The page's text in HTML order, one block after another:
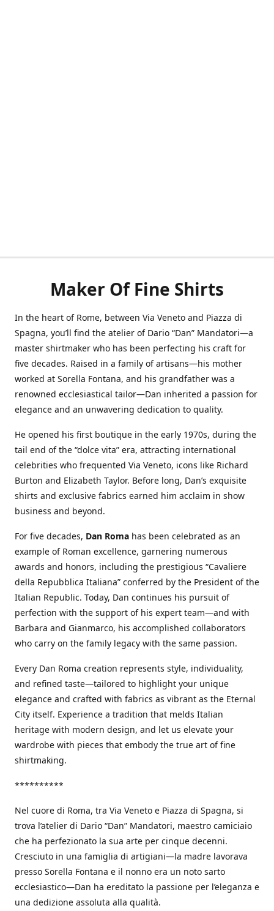
Maker Of Fine Shirts
In the heart of Rome, between Via Veneto and Piazza di
Spagna, you’ll find the atelier of Dario “Dan” Mandatori—a
master shirtmaker who has been perfecting his craft for
five decades. Raised in a family of artisans—his mother
worked at Sorella Fontana, and his grandfather was a
renowned ecclesiastical tailor—Dan inherited a passion for
elegance and an unwavering dedication to quality.
He opened his first boutique in the early 1970s, during the
tail end of the “dolce vita” era, attracting international
celebrities who frequented Via Veneto, icons like Richard
Burton and Elizabeth Taylor. Before long, Dan’s exquisite
shirts and exclusive fabrics earned him acclaim in show
business and beyond.
For five decades, Dan Roma has been celebrated as an
example of Roman excellence, garnering numerous
awards and honors, including the prestigious “Cavaliere
della Repubblica Italiana” conferred by the President of the
Italian Republic. Today, Dan continues his pursuit of
perfection with the support of his expert team—and with
Barbara and Gianmarco, his accomplished collaborators
who carry on the family legacy with the same passion.
Every Dan Roma creation represents style, individuality,
and refined taste—tailored to highlight your unique
elegance and crafted with fabrics as vibrant as the Eternal
City itself. Experience a tradition that melds Italian
heritage with modern design, and let us elevate your
wardrobe with pieces that embody the true art of fine
shirtmaking.
**********
Nel cuore di Roma, tra Via Veneto e Piazza di Spagna, si
trova l’atelier di Dario “Dan” Mandatori, maestro camiciaio
che ha perfezionato la sua arte per cinque decenni.
Cresciuto in una famiglia di artigiani—la madre lavorava
presso Sorella Fontana e il nonno era un noto sarto
ecclesiastico—Dan ha ereditato la passione per l’eleganza e
una dedizione assoluta alla qualità.